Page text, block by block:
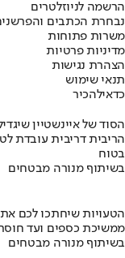
הרשמה לניוזלטרים
נבחרת הכתבים
משרות פתוחות
מדיניות פרטיות
הצהרת נגישות
תנאי שימוש
כדאילהכיר
הסוד של איינשטיין
הריבית דריבית עובדת
בטוח
בשיתוף מנורה מבטחים
הטעויות שיחתכו לכם
ממשיכת כספים ועד
בשיתוף מנורה מבטחים